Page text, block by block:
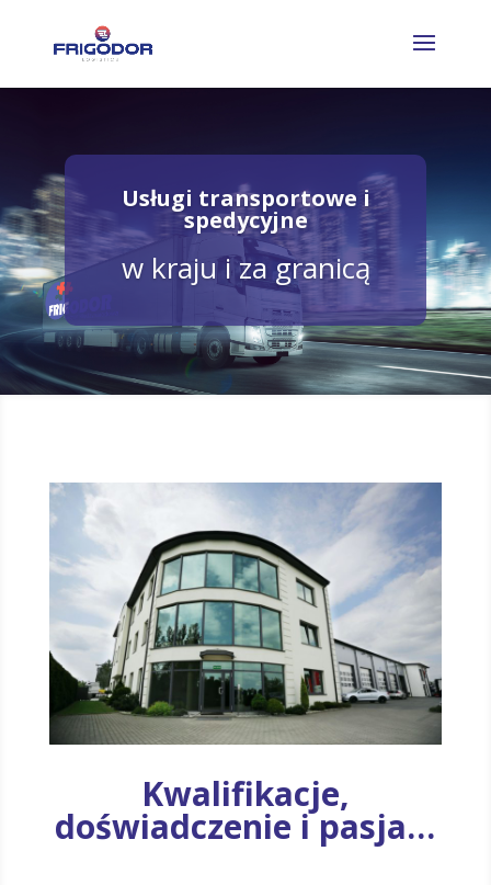
Usługi transportowe i
spedycyjne
w kraju i za granicą
Kwalifikacje,
doświadczenie i pasja…